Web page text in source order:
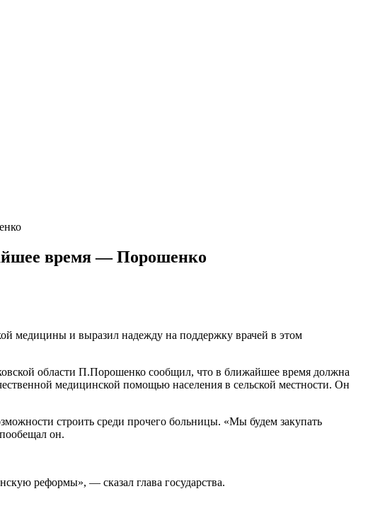
время — Порошенко
медицины и выразил надежду на поддержку врачей в этом
области П.Порошенко сообщил, что в ближайшее время должна
медицинской помощью населения в сельской местности. Он
строить среди прочего больницы. «Мы будем закупать
он.
реформы», — сказал глава государства.